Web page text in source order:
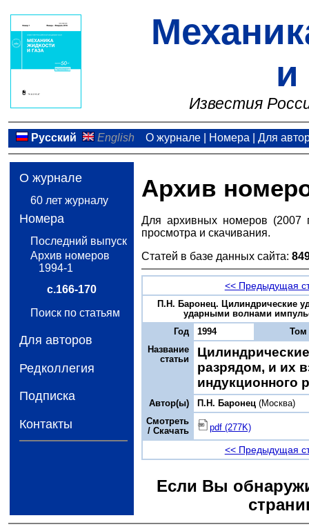
и
Известия
Русский English О журнале| Номера Для
О журнале
60 лет журналу
Номера
Последний выпуск
Архив номеров
1994-1
с.166-170
Поиск по статьям
Для авторов
Редколлегия
Подписка
Контакты
Архив
Для архивных номеров (2007
просмотра и скачивания.
Статей в базе данных сайта:
<< Предыдущая
П.Н. Баронец. Цилиндрические
ударными волнами
Год
1994
Том
Название
статьи
разрядом, и их
индукционного
Автор(ы) П.Н. Баронец (Москва)
Смотреть
/ Скачать
pdf (277K)
<< Предыдущая
Если Вы